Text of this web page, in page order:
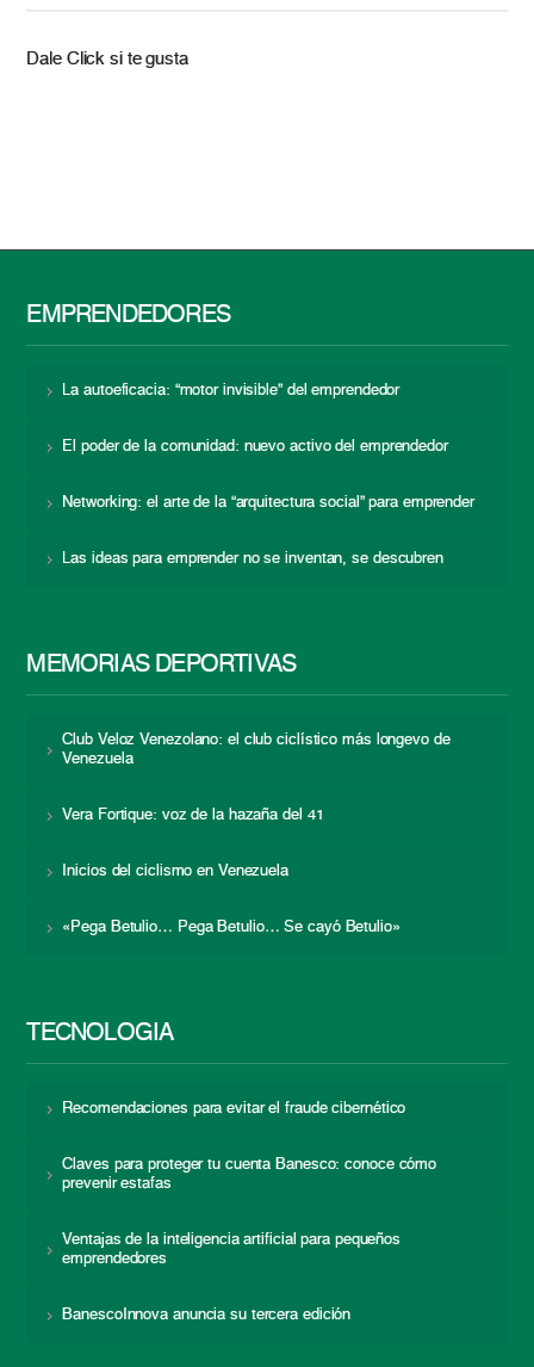
Dale Click si te gusta
EMPRENDEDORES
La autoeficacia: “motor invisible” del emprendedor
El poder de la comunidad: nuevo activo del emprendedor
Networking: el arte de la “arquitectura social” para emprender
Las ideas para emprender no se inventan, se descubren
MEMORIAS DEPORTIVAS
Club Veloz Venezolano: el club ciclístico más longevo de
Venezuela
Vera Fortique: voz de la hazaña del 41
Inicios del ciclismo en Venezuela
«Pega Betulio… Pega Betulio… Se cayó Betulio»
TECNOLOGÍA
Recomendaciones para evitar el fraude cibernético
Claves para proteger tu cuenta Banesco: conoce cómo
prevenir estafas
Ventajas de la inteligencia artificial para pequeños
emprendedores
BanescoInnova anuncia su tercera edición